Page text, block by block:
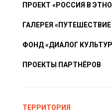
ПРОЕКТ «РОССИЯ В
ГАЛЕРЕЯ
ФОНД «ДИАЛОГ
ПРОЕКТЫ ПАРТНЁРОВ
ТЕРРИТОРИЯ